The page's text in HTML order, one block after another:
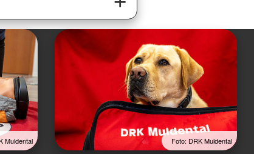
Muldental Foto: DRK Muldental